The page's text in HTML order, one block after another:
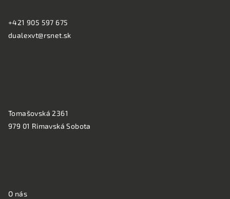
+421 905 597 675
dualexvt@rsnet.sk
Tomašovská 2361
979 01 Rimavská Sobota
O nás